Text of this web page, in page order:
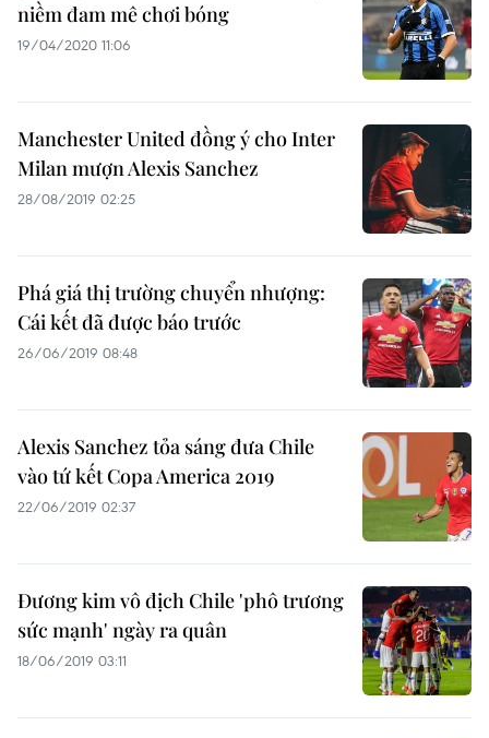
niềm đam mê chơi bóng
19/04/2020 11:06
Manchester United đồng ý cho Inter
Milan mượn Alexis Sanchez
28/08/2019 02:25
Phá giá thị trường chuyển nhượng:
Cái kết đã được báo trước
26/06/2019 08:48
Alexis Sanchez tỏa sáng đưa Chile
vào tứ kết Copa America 2019
22/06/2019 02:37
Đương kim vô địch Chile 'phô trương
sức mạnh' ngày ra quân
18/06/2019 03:11